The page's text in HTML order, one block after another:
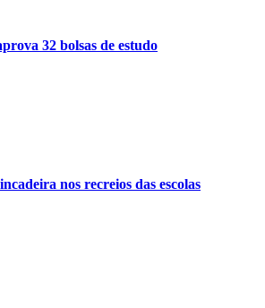
32 bolsas de estudo
nos recreios das escolas